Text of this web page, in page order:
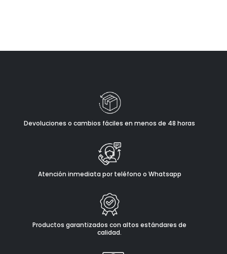
Devoluciones o cambios fáciles en menos de 48 horas
Atención inmediata por teléfono o Whatsapp
Productos garantizados con altos estándares de
calidad.